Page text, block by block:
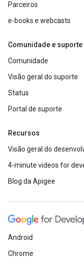
Parceiros
e-books e webcasts
Comunidade e suporte
Comunidade
Visão geral do suporte
Status
Portal de suporte
Recursos
Visão geral do
4-minute videos for
Blog da Apigee
Android
Chrome